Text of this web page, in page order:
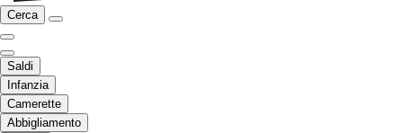
Cerca
Saldi
Infanzia
Camerette
Abbigliamento